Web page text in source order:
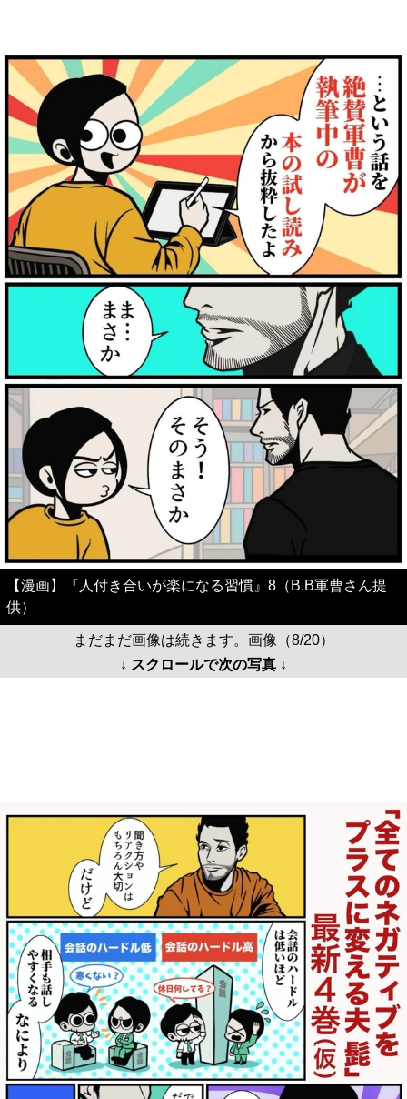
【漫画】『人付き合いが楽になる習慣』8（B.B軍曹さん提
供）
まだまだ画像は続きます。画像（8/20）
↓ スクロールで次の写真 ↓